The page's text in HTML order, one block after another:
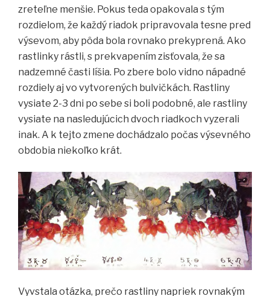
zreteľne menšie. Pokus teda opakovala s tým
rozdielom, že každý riadok pripravovala tesne pred
výsevom, aby pôda bola rovnako prekyprená. Ako
rastlinky rástli, s prekvapením zisťovala, že sa
nadzemné časti líšia. Po zbere bolo vidno nápadné
rozdiely aj vo vytvorených bulvičkách. Rastliny
vysiate 2-3 dni po sebe si boli podobné, ale rastliny
vysiate na nasledujúcich dvoch riadkoch vyzerali
inak. A k tejto zmene dochádzalo počas výsevného
obdobia niekoľko krát.
Vyvstala otázka, prečo rastliny napriek rovnakým